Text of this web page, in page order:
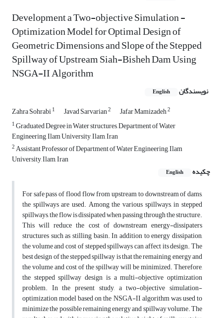
Development a Two-objective Simulation -
Optimization Model for Optimal Design of
Geometric Dimensions and Slope of the Stepped
Spillway of Upstream Siah-Bisheh Dam Using
NSGA-II Algorithm
نویسندگان English
Zahra Sohrabi1 Javad Sarvarian2 Jafar Mamizadeh2
1Graduated Degree in Water structures, Department of Water
Engineering, Ilam University, Ilam, Iran
2Assistant Professor of Department of Water Engineering, Ilam
University, Ilam, Iran
چکیده
English
For safe pass of flood flow from upstream to downstream of dams,
the spillways are used. Among the various spillways, in stepped
spillways, the flow is dissipated when passing through the structure.
This will reduce the cost of downstream energy-dissipaters
structures such as stilling basin. In addition to energy dissipation,
the volume and cost of stepped spillways can affect its design. The
best design of the stepped spillway is that the remaining energy and
the volume and cost of the spillway will be minimized. Therefore,
the stepped spillway design is a multi-objective optimization
problem. In the present study, a two-objective simulation-
optimization model based on the NSGA-II algorithm was used to
minimize the possible remaining energy and spillway volume. The